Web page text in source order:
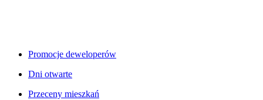
Promocje deweloperów
Dni otwarte
Przeceny mieszkań